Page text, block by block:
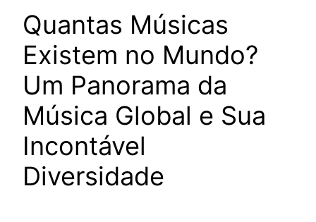
Quantas Músicas
Existem no Mundo?
Um Panorama da
Música Global e Sua
Incontável
Diversidade